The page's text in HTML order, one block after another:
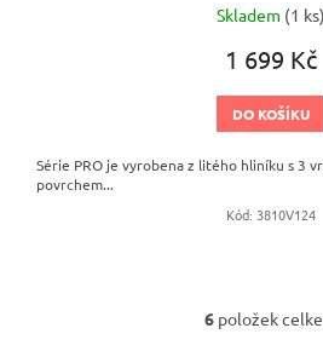
Skladem (1 ks)
1 699 Kč
DO KOŠÍKU
Série PRO je vyrobena z litého hliníku s 3
povrchem...
Kód: 3810V124
O
6 položek